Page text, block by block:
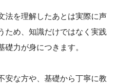
法を理解したあとは実際に声
ため、知識だけではなく実践
力が身につきます。
安な方や、基礎から丁寧に教